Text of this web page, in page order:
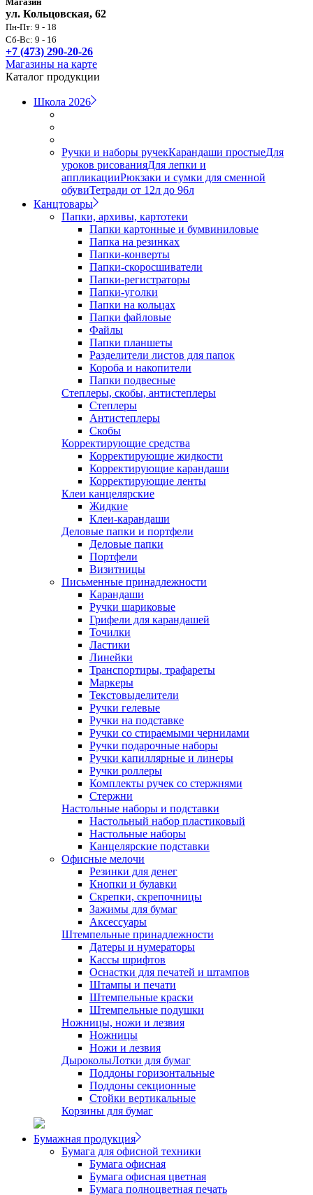
ул. Кольцовская, 62
Пн-Пт: 9 - 18
Сб-Вс: 9 - 16
+7 (473) 290-20-26
Магазины на карте
Каталог продукции
Школа 2026
Ручки и наборы ручекКарандаши простыеДля
уроков рисованияДля лепки и
аппликацииРюкзаки и сумки для сменной
обувиТетради от 12л до 96л
Канцтовары
Папки, архивы, картотеки
Папки картонные и бумвиниловые
Папка на резинках
Папки-конверты
Папки-скоросшиватели
Папки-регистраторы
Папки-уголки
Папки на кольцах
Папки файловые
Файлы
Папки планшеты
Разделители листов для папок
Короба и накопители
Папки подвесные
Степлеры, скобы, антистеплеры
Степлеры
Антистеплеры
Скобы
Корректирующие средства
Корректирующие жидкости
Корректирующие карандаши
Корректирующие ленты
Клеи канцелярские
Жидкие
Клеи-карандаши
Деловые папки и портфели
Деловые папки
Портфели
Визитницы
Письменные принадлежности
Карандаши
Ручки шариковые
Грифели для карандашей
Точилки
Ластики
Линейки
Транспортиры, трафареты
Маркеры
Текстовыделители
Ручки гелевые
Ручки на подставке
Ручки со стираемыми чернилами
Ручки подарочные наборы
Ручки капиллярные и линеры
Ручки роллеры
Комплекты ручек со стержнями
Стержни
Настольные наборы и подставки
Настольный набор пластиковый
Настольные наборы
Канцелярские подставки
Офисные мелочи
Резинки для денег
Кнопки и булавки
Скрепки, скрепочницы
Зажимы для бумаг
Аксессуары
Штемпельные принадлежности
Датеры и нумераторы
Кассы шрифтов
Оснастки для печатей и штампов
Штампы и печати
Штемпельные краски
Штемпельные подушки
Ножницы, ножи и лезвия
Ножницы
Ножи и лезвия
ДыроколыЛотки для бумаг
Поддоны горизонтальные
Поддоны секционные
Стойки вертикальные
Корзины для бумаг
Бумажная продукция
Бумага для офисной техники
Бумага офисная
Бумага офисная цветная
Бумага полноцветная печать